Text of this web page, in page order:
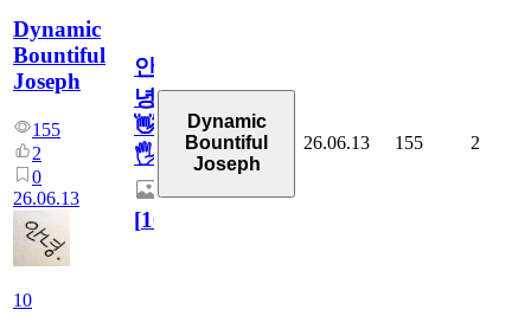
Dynamic
Bountiful
Joseph
155
2
0
26.06.13
10
안
녕
👋
🖐
[10
Dynamic
Bountiful
Joseph
26.06.13 155 2